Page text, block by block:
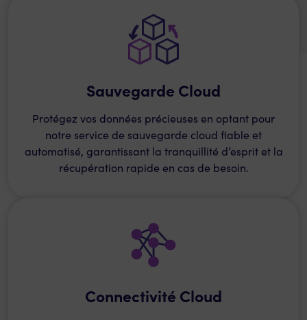
Sauvegarde Cloud
Protégez vos données précieuses en optant pour
notre service de sauvegarde cloud fiable et
automatisé, garantissant la tranquillité d’esprit et la
récupération rapide en cas de besoin.
Connectivité Cloud